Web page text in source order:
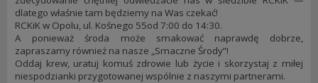
dlatego właśnie tam będziemy na Was czekać!
RCKiK w Opolu, ul. Kośnego 55od 7:00 do 14:30.
A ponieważ środa może smakować naprawdę dobrze,
zapraszamy również na nasze „Smaczne Środy”!
Oddaj krew, uratuj komuś zdrowie lub życie i skorzystaj z miłej
niespodzianki przygotowanej wspólnie z naszymi partnerami.